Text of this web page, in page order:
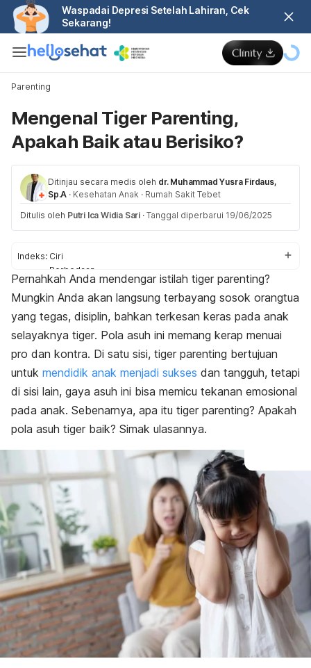
Waspadai Depresi Setelah Lahiran, Cek
Sekarang!
Parenting
Mengenal Tiger Parenting,
Apakah Baik atau Berisiko?
Ditinjau secara medis oleh dr. Muhammad Yusra Firdaus,
Sp.A · Kesehatan Anak · Rumah Sakit Tebet
Ditulis oleh Putri Ica Widia Sari · Tanggal diperbarui 19/06/2025
Indeks: Ciri
Perbedaan
Alasan
Dampak
Pernahkah Anda mendengar istilah tiger parenting?
Mungkin Anda akan langsung terbayang sosok orangtua
yang tegas, disiplin, bahkan terkesan keras pada anak
selayaknya tiger. Pola asuh ini memang kerap menuai
pro dan kontra. Di satu sisi, tiger parenting bertujuan
untuk mendidik anak menjadi sukses dan tangguh, tetapi
di sisi lain, gaya asuh ini bisa memicu tekanan emosional
pada anak. Sebenarnya, apa itu tiger parenting? Apakah
pola asuh tiger baik? Simak ulasannya.